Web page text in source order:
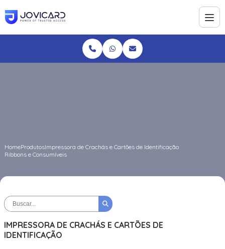
HomeProdutosImpressora de Crachás e Cartões de Identificação
Ribbons e Consumíveis
IMPRESSORA DE CRACHÁS E CARTÕES DE
IDENTIFICAÇÃO